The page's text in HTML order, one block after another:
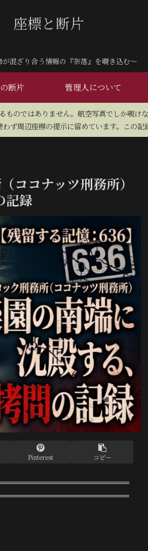
座標と断片
が混ざり合う情報の『奈落』を覗き込む～
断片 管理人について
のではありません。航空写真でしか覗
ず周辺座標の提示に留めています。この
ココナッツ刑務所）
記録
Pinterest コピー